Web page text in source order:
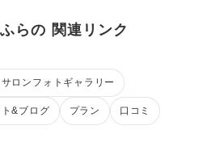
らの 関連リンク
ロンフォトギャラリー
&ブログ プラン 口コミ